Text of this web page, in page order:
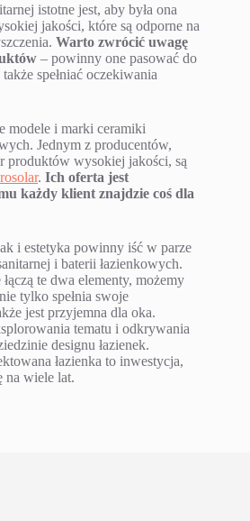
istotne jest, aby była ona
jakości, które są odporne na
Warto zwrócić uwagę
– powinny one pasować do
spełniać oczekiwania
modele i marki ceramiki
Jednym z producentów,
produktów wysokiej jakości, są
. Ich oferta jest
każdy klient znajdzie coś dla
i estetyka powinny iść w parze
i baterii łazienkowych.
te dwa elementy, możemy
tylko spełnia swoje
jest przyjemna dla oka.
tematu i odkrywania
designu łazienek.
łazienka to inwestycja,
na wiele lat.